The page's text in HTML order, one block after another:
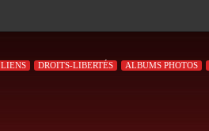
LIENS DROITS-LIBERTÉS ALBUMS PHOTOS